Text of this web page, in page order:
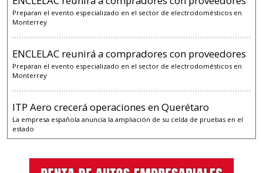
Preparan el evento especializado en el sector de electrodomésticos en
Monterrey
ENCLELAC reunirá a compradores con proveedores
Preparan el evento especializado en el sector de electrodomésticos en
Monterrey
ITP Aero crecerá operaciones en Querétaro
La empresa española anuncia la ampliación de su celda de pruebas en el
estado